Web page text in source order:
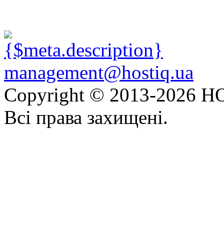
management@hostiq.ua
Copyright © 2013-2026
Всі права захищені.